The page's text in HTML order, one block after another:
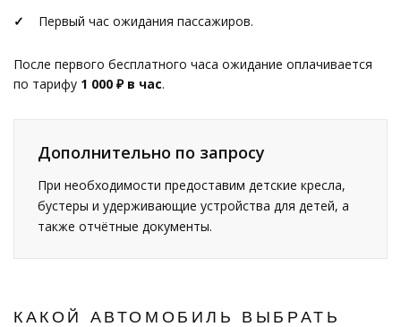
Первый час ожидания пассажиров.
После первого бесплатного часа ожидание оплачивается
по тарифу 1 000 ₽ в час.
Дополнительно по запросу
При необходимости предоставим детские кресла,
бустеры и удерживающие устройства для детей, а
также отчётные документы.
КАКОЙ АВТОМОБИЛЬ ВЫБРАТЬ